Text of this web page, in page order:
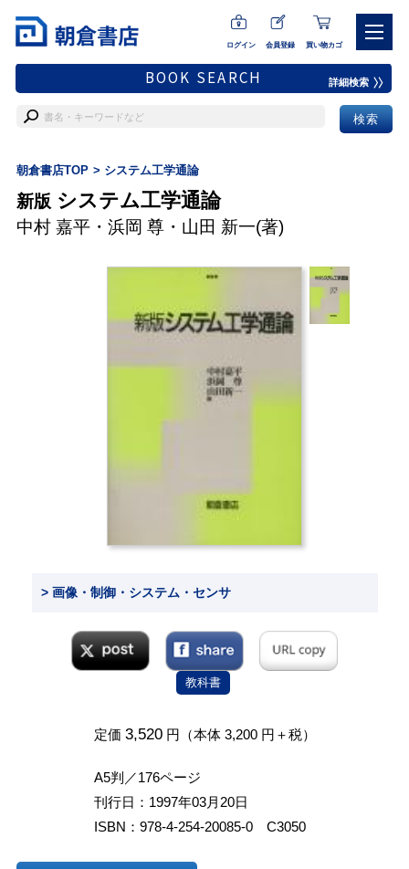
ログイン 会員登録 買い物カゴ
BOOK SEARCH 詳細検索
朝倉書店TOP システム工学通論
新版 システム工学通論
中村 嘉平・ 浜岡 尊・ 山田 新一(著)
> 画像・制御・システム・センサ
教科書
定価 3,520円（本体 3,200 円＋税）
A5判／176ページ
刊行日：1997年03月20日
ISBN：978-4-254-20085-0 C3050